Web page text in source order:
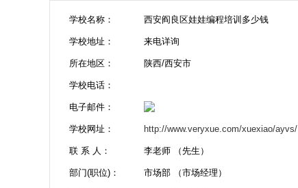
学校名称： 西安阎良区娃娃编程培训多少钱
学校地址： 来电详询
所在地区： 陕西/西安市
学校电话：
电子邮件：
学校网址： http://www.veryxue.com/xuexiao/ayvs/
联 系 人： 李老师 （先生）
部门(职位)： 市场部 （市场经理）